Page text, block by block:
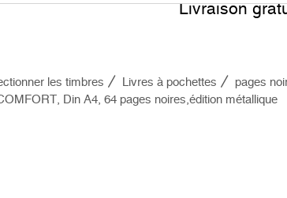
Livraison
les timbres Livres à pochettes
pages
Din A4, 64 pages noires,édition métallique